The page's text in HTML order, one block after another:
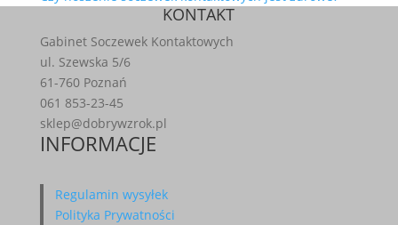
KONTAKT
Gabinet Soczewek Kontaktowych
ul. Szewska 5/6
61-760 Poznań
061 853-23-45
sklep@dobrywzrok.pl
INFORMACJE
Regulamin wysyłek
Polityka Prywatności